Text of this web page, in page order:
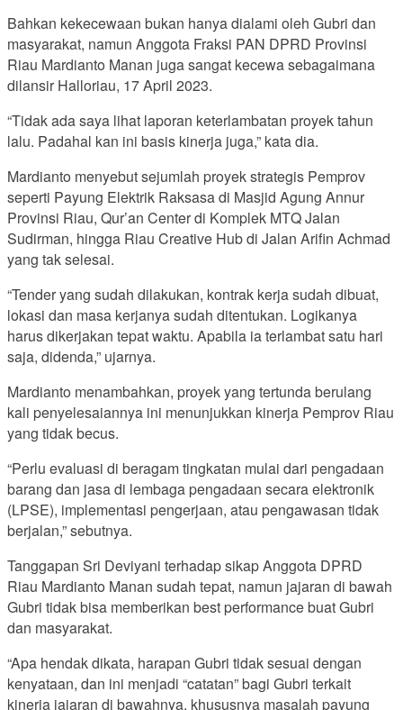
Bahkan kekecewaan bukan hanya dialami oleh Gubri dan
masyarakat, namun Anggota Fraksi PAN DPRD Provinsi
Riau Mardianto Manan juga sangat kecewa sebagaimana
dilansir Halloriau, 17 April 2023.
“Tidak ada saya lihat laporan keterlambatan proyek tahun
lalu. Padahal kan ini basis kinerja juga,” kata dia.
Mardianto menyebut sejumlah proyek strategis Pemprov
seperti Payung Elektrik Raksasa di Masjid Agung Annur
Provinsi Riau, Qur’an Center di Komplek MTQ Jalan
Sudirman, hingga Riau Creative Hub di Jalan Arifin Achmad
yang tak selesai.
“Tender yang sudah dilakukan, kontrak kerja sudah dibuat,
lokasi dan masa kerjanya sudah ditentukan. Logikanya
harus dikerjakan tepat waktu. Apabila ia terlambat satu hari
saja, didenda,” ujarnya.
Mardianto menambahkan, proyek yang tertunda berulang
kali penyelesaiannya ini menunjukkan kinerja Pemprov Riau
yang tidak becus.
“Perlu evaluasi di beragam tingkatan mulai dari pengadaan
barang dan jasa di lembaga pengadaan secara elektronik
(LPSE), implementasi pengerjaan, atau pengawasan tidak
berjalan,” sebutnya.
Tanggapan Sri Deviyani terhadap sikap Anggota DPRD
Riau Mardianto Manan sudah tepat, namun jajaran di bawah
Gubri tidak bisa memberikan best performance buat Gubri
dan masyarakat.
“Apa hendak dikata, harapan Gubri tidak sesuai dengan
kenyataan, dan ini menjadi “catatan” bagi Gubri terkait
kinerja jajaran di bawahnya, khususnya masalah payung